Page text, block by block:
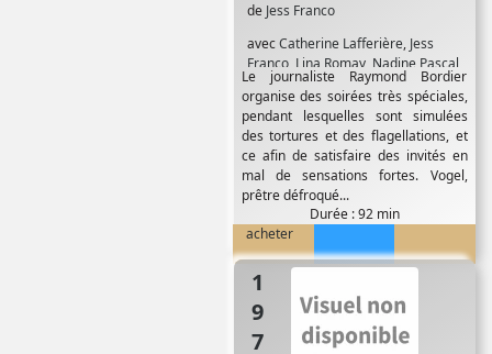
de Jess Franco
avecCatherine Lafferière, Jess
Franco, Lina Romay, Nadine Pascal
Le journaliste Raymond Bordier
organise des soirées très spéciales,
pendant lesquelles sont simulées
des tortures et des flagellations, et
ce afin de satisfaire des invités en
mal de sensations fortes. Vogel,
prêtre défroqué...
Durée : 92 min
acheter
1974